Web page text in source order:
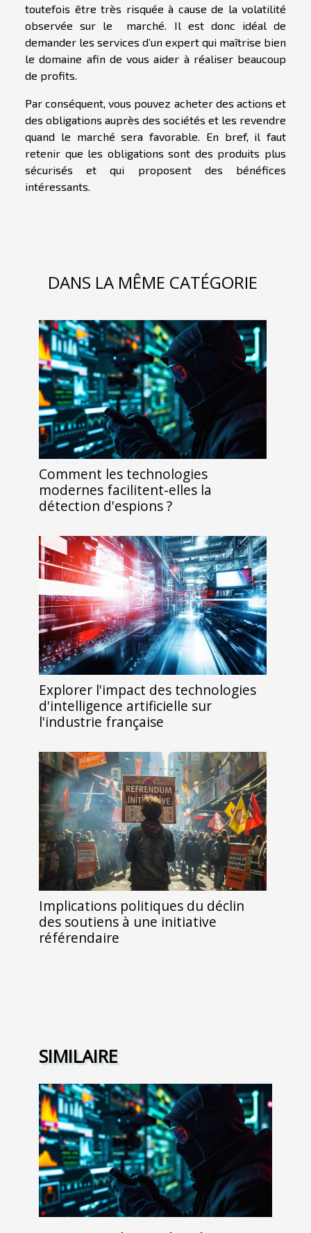
toutefois être très risquée à cause de la volatilité
observée sur le marché. Il est donc idéal de
demander les services d’un expert qui maîtrise bien
le domaine afin de vous aider à réaliser beaucoup
de profits.
Par conséquent, vous pouvez acheter des actions et
des obligations auprès des sociétés et les revendre
quand le marché sera favorable. En bref, il faut
retenir que les obligations sont des produits plus
sécurisés et qui proposent des bénéfices
intéressants.
DANS LA MÊME CATÉGORIE
Comment les technologies
modernes facilitent-elles la
détection d'espions ?
Explorer l'impact des technologies
d'intelligence artificielle sur
l'industrie française
Implications politiques du déclin
des soutiens à une initiative
référendaire
SIMILAIRE